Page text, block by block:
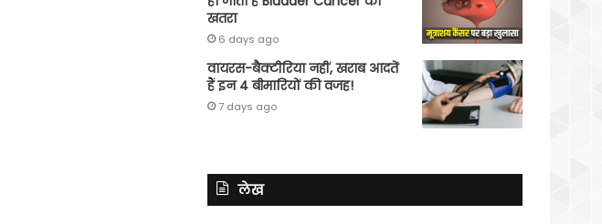
खतरा
6 days ago
वायरस-बैक्टीरिया नहीं, खराब आदतें
हैं इन 4 बीमारियों की वजह!
7 days ago
लेख